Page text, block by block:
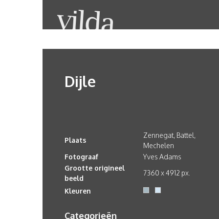
Dijle
Plaats
Zennegat, Battel,
Mechelen
Fotograaf
Yves Adams
Grootte origineel
beeld
7360 x 4912 px.
Kleuren
Categorieën